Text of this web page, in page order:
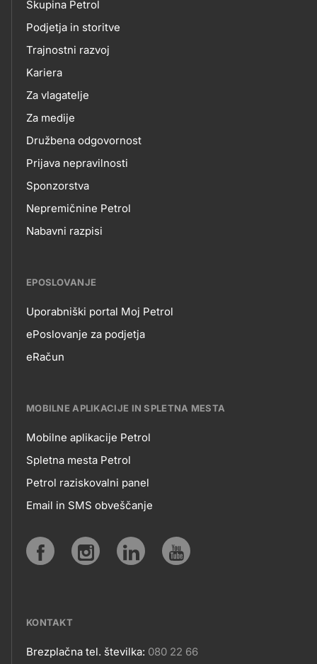
skupno.footer-
title???
O
NAS
Skupina Petrol
Podjetja in storitve
Trajnostni razvoj
Kariera
Za vlagatelje
Za medije
Družbena odgovornost
Prijava nepravilnosti
Sponzorstva
Nepremičnine Petrol
Nabavni razpisi
EPOSLOVANJE
EPOSLOVANJE
Uporabniški portal Moj Petrol
ePoslovanje za podjetja
eRačun
MOBILNE APLIKACIJE IN SPLETNA MESTA
MOBILNE
APLIKACIJE
SPLETNA
Mobilne aplikacije Petrol
Spletna mesta Petrol
Petrol raziskovalni panel
Email in SMS obveščanje
KONTAKT
Brezplačna tel. številka: 080 22 66